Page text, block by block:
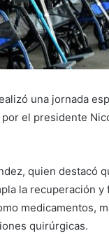
una jornada
el presidente
quien destacó
la recuperación
medicamentos,
quirúrgicas.